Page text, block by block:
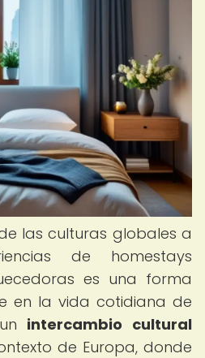
las culturas globales a
de homestays
es una forma
en la vida cotidiana de
intercambio cultural
de Europa, donde